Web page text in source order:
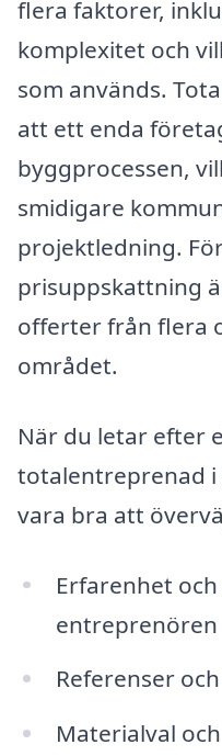
flera faktorer,
komplexitet och
som används.
att ett enda
byggprocessen,
smidigare
projektledning.
prisuppskattning
offerter från flera
området.
När du letar efter
totalentreprenad i
vara bra att
Erfarenhet
entreprenören
Referenser
Materialval